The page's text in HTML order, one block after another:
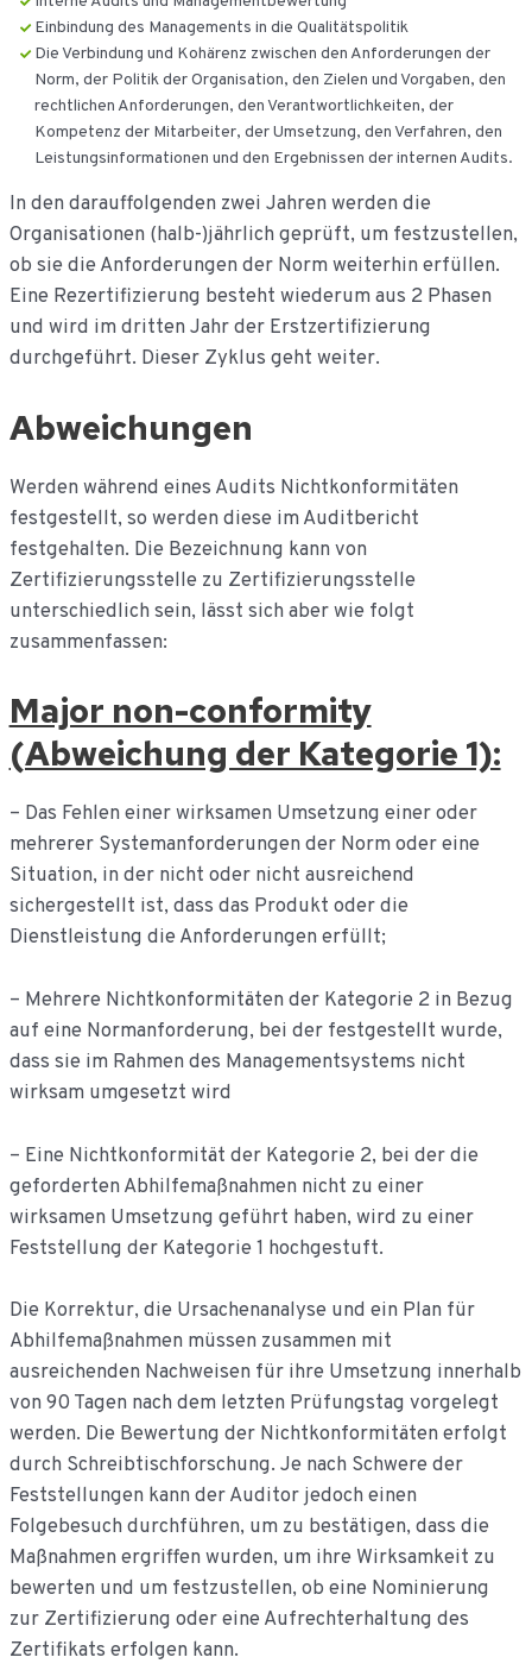
Einbindung des Managements in die Qualitätspolitik
Die Verbindung und Kohärenz zwischen den Anforderungen der
Norm, der Politik der Organisation, den Zielen und Vorgaben, den
rechtlichen Anforderungen, den Verantwortlichkeiten, der
Kompetenz der Mitarbeiter, der Umsetzung, den Verfahren, den
Leistungsinformationen und den Ergebnissen der internen Audits.
In den darauffolgenden zwei Jahren werden die
Organisationen (halb-)jährlich geprüft, um festzustellen,
ob sie die Anforderungen der Norm weiterhin erfüllen.
Eine Rezertifizierung besteht wiederum aus 2 Phasen
und wird im dritten Jahr der Erstzertifizierung
durchgeführt. Dieser Zyklus geht weiter.
Abweichungen
Werden während eines Audits Nichtkonformitäten
festgestellt, so werden diese im Auditbericht
festgehalten. Die Bezeichnung kann von
Zertifizierungsstelle zu Zertifizierungsstelle
unterschiedlich sein, lässt sich aber wie folgt
zusammenfassen:
Major non-conformity
(Abweichung der Kategorie 1):
– Das Fehlen einer wirksamen Umsetzung einer oder
mehrerer Systemanforderungen der Norm oder eine
Situation, in der nicht oder nicht ausreichend
sichergestellt ist, dass das Produkt oder die
Dienstleistung die Anforderungen erfüllt;
– Mehrere Nichtkonformitäten der Kategorie 2 in Bezug
auf eine Normanforderung, bei der festgestellt wurde,
dass sie im Rahmen des Managementsystems nicht
wirksam umgesetzt wird
– Eine Nichtkonformität der Kategorie 2, bei der die
geforderten Abhilfemaßnahmen nicht zu einer
wirksamen Umsetzung geführt haben, wird zu einer
Feststellung der Kategorie 1 hochgestuft.
Die Korrektur, die Ursachenanalyse und ein Plan für
Abhilfemaßnahmen müssen zusammen mit
ausreichenden Nachweisen für ihre Umsetzung innerhalb
von 90 Tagen nach dem letzten Prüfungstag vorgelegt
werden. Die Bewertung der Nichtkonformitäten erfolgt
durch Schreibtischforschung. Je nach Schwere der
Feststellungen kann der Auditor jedoch einen
Folgebesuch durchführen, um zu bestätigen, dass die
Maßnahmen ergriffen wurden, um ihre Wirksamkeit zu
bewerten und um festzustellen, ob eine Nominierung
zur Zertifizierung oder eine Aufrechterhaltung des
Zertifikats erfolgen kann.